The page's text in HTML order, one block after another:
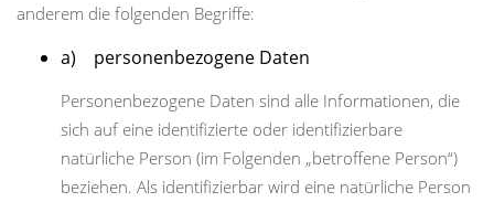
anderem die folgenden Begriffe:
a) personenbezogene Daten
Personenbezogene Daten sind alle Informationen, die
sich auf eine identifizierte oder identifizierbare
natürliche Person (im Folgenden „betroffene Person“)
beziehen. Als identifizierbar wird eine natürliche Person